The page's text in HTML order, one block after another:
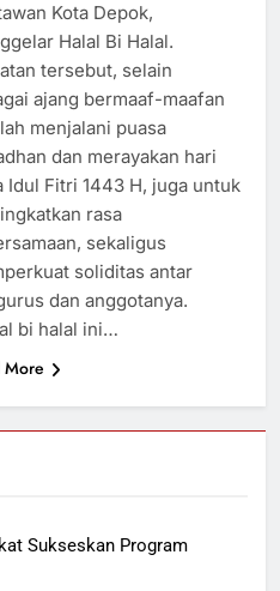
Kota Depok,
Halal Bi Halal.
tersebut, selain
ajang bermaaf-maafan
menjalani puasa
dan merayakan hari
Idul Fitri 1443 H, juga untuk
rasa
sekaligus
soliditas antar
dan anggotanya.
bi halal ini…
More
Sukseskan Program